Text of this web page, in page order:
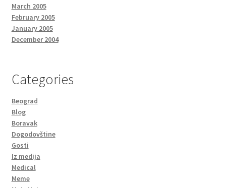
March 2005
February 2005
January 2005
December 2004
Categories
Beograd
Blog
Boravak
Dogodovštine
Gosti
Iz medija
Medical
Meme